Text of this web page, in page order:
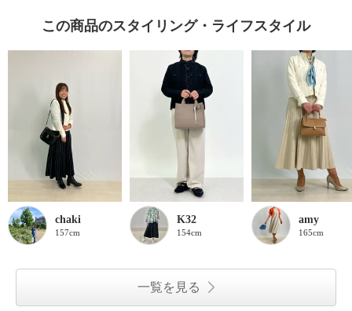
この商品のスタイリング・ライフスタイル
chaki
157cm
K32
154cm
amy
165cm
一覧を見る